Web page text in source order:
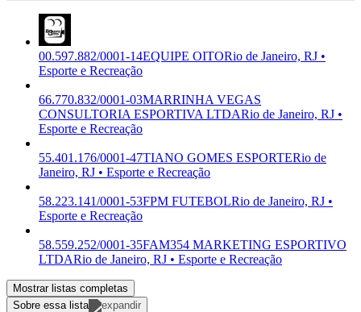
00.597.882/0001-14EQUIPE OITORio de Janeiro, RJ •
Esporte e Recreação
66.770.832/0001-03MARRINHA VEGAS
CONSULTORIA ESPORTIVA LTDARio de Janeiro, RJ •
Esporte e Recreação
55.401.176/0001-47TIANO GOMES ESPORTERio de
Janeiro, RJ • Esporte e Recreação
58.223.141/0001-53FPM FUTEBOLRio de Janeiro, RJ •
Esporte e Recreação
58.559.252/0001-35FAM354 MARKETING ESPORTIVO
LTDARio de Janeiro, RJ • Esporte e Recreação
Mostrar listas completas
Sobre essa lista